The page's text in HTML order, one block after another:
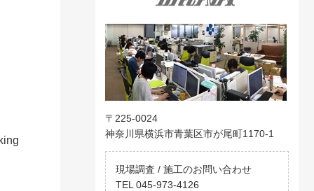
〒225-0024
神奈川県横浜市青葉区市が尾町1170-1
現場調査 / 施工のお問い合わせ
TEL 045-973-4126